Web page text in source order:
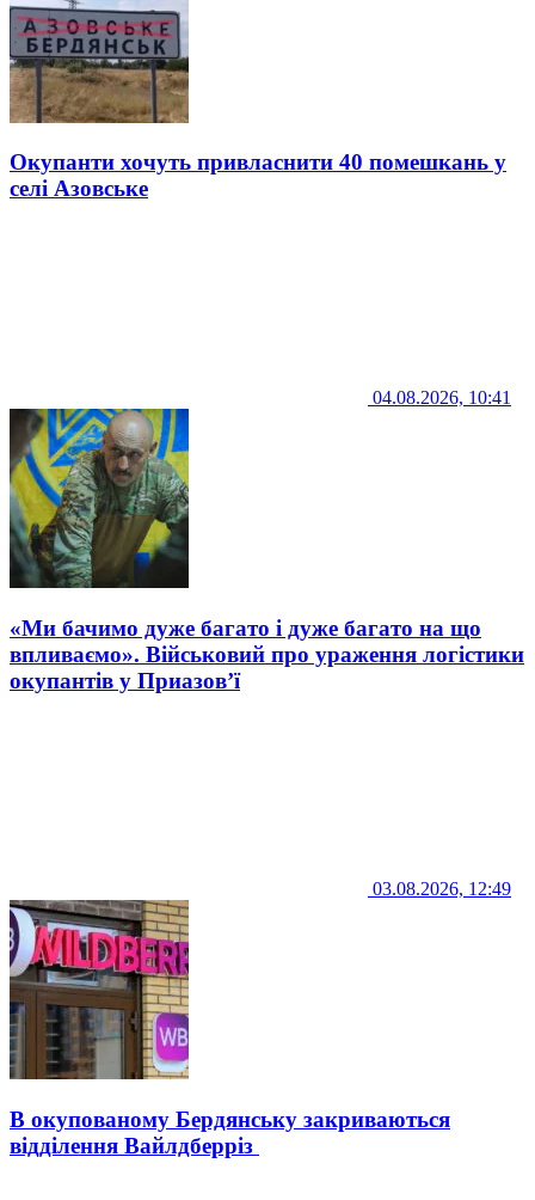
Окупанти хочуть привласнити 40 помешкань у
селі Азовське
04.08.2026, 10:41
«Ми бачимо дуже багато і дуже багато на що
впливаємо». Військовий про ураження логістики
окупантів у Приазов’ї
03.08.2026, 12:49
В окупованому Бердянську закриваються
відділення Вайлдберріз